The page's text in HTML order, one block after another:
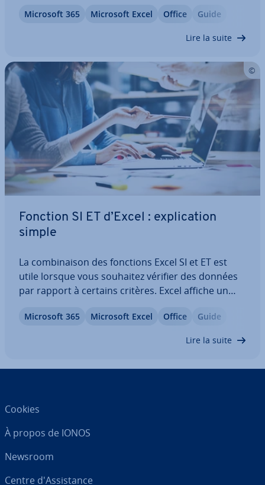
ra­teurs logiques. Vous ap­pren­drez ici comment
Microsoft 365 Microsoft Excel Office Guide
Lire la suite
Fonction SI ET d’Excel : ex­pli­ca­tion
simple
La com­bi­nai­son des fonctions Excel SI et ET est
utile lorsque vous souhaitez vérifier des données
par rapport à certains critères. Excel affiche un
sont vraies ou fausses. Tout comme les con­di­
Microsoft 365 Microsoft Excel Office Guide
Lire la suite
Cookies
À propos de IONOS
Newsroom
Centre d'As­sis­tance